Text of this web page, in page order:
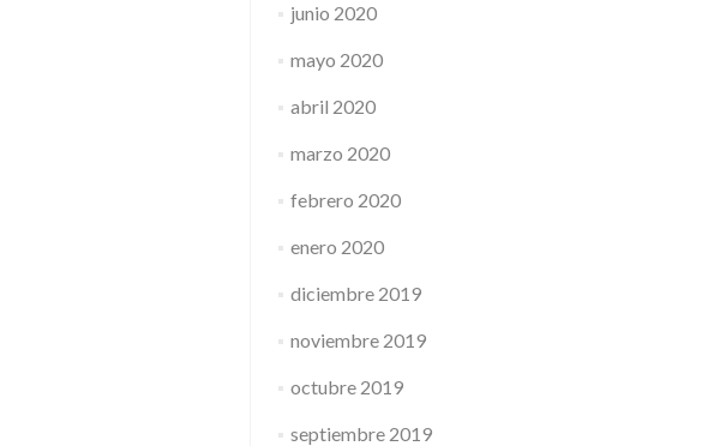
junio 2020
mayo 2020
abril 2020
marzo 2020
febrero 2020
enero 2020
diciembre 2019
noviembre 2019
octubre 2019
septiembre 2019